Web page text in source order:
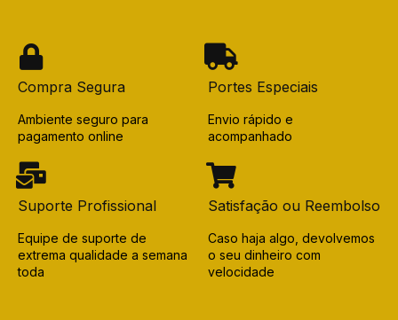
Compra Segura
Ambiente seguro para
pagamento online
Portes Especiais
Envio rápido e
acompanhado
Suporte Profissional
Equipe de suporte de
extrema qualidade a semana
toda
Satisfação ou Reembolso
Caso haja algo, devolvemos
o seu dinheiro com
velocidade